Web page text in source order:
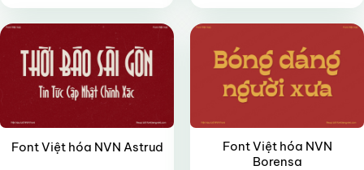
hạng4.35
5 sao
hạng4.35
5 sao
Font Việt hóa NVN Astrud
Font Việt hóa NVN
Borensa